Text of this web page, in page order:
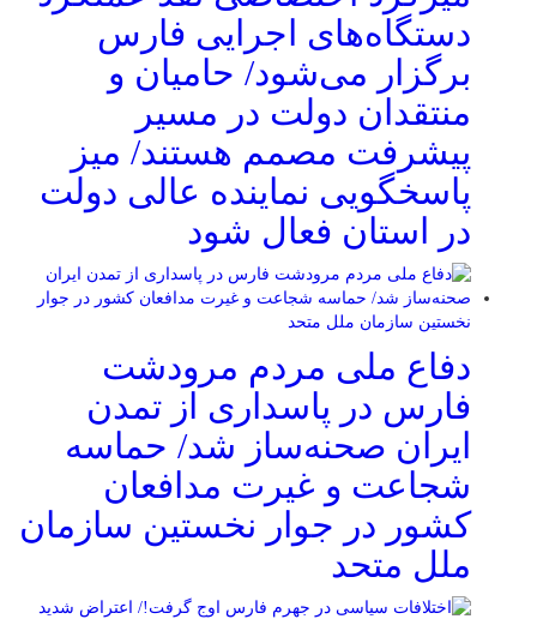
دستگاه‌های اجرایی فارس
برگزار می‌شود/ حامیان و
منتقدان دولت در مسیر
پیشرفت مصمم هستند/ میز
پاسخگویی نماینده عالی دولت
در استان فعال شود
دفاع ملی مردم مرودشت
فارس در پاسداری از تمدن
ایران صحنه‌ساز شد/ حماسه
شجاعت و غیرت مدافعان
کشور در جوار نخستین سازمان
ملل متحد